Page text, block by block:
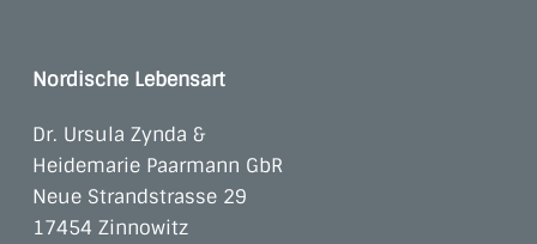
Nordische Lebensart
Dr. Ursula Zynda &
Heidemarie Paarmann GbR
Neue Strandstrasse 29
17454 Zinnowitz